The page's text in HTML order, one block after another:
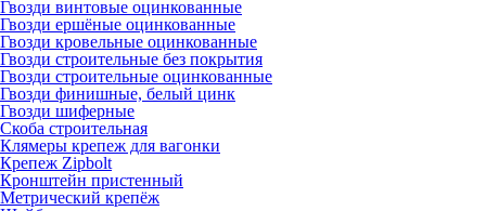
Гвозди винтовые оцинкованные
Гвозди ершёные оцинкованные
Гвозди кровельные оцинкованные
Гвозди строительные без покрытия
Гвозди строительные оцинкованные
Гвозди финишные, белый цинк
Гвозди шиферные
Скоба строительная
Клямеры крепеж для вагонки
Крепеж Zipbolt
Кронштейн пристенный
Метрический крепёж